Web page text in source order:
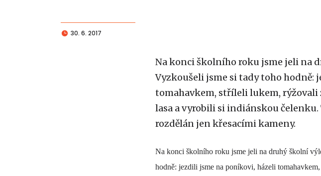
30. 6. 2017
Na konci školního roku jsme jeli na
Vyzkoušeli jsme si tady toho
tomahavkem, stříleli lukem, rýžovali
lasa a vyrobili si indiánskou
rozdělán jen křesacími kameny.
Na konci školního roku jsme jeli na druhý školní
hodně: jezdili jsme na poníkovi, házeli